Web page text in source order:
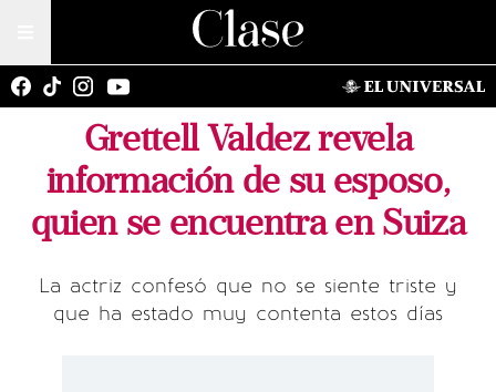
Grettell Valdez revela
información de su esposo,
quien se encuentra en Suiza
La actriz confesó que no se siente triste y
que ha estado muy contenta estos días